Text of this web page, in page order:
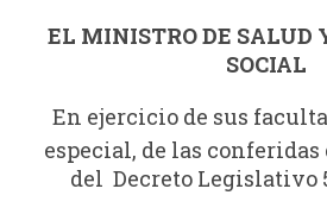
EL MINISTRO DE SALUD
SOCIAL
En ejercicio de sus
especial, de las
del Decreto Legislativo